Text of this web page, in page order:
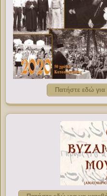
Πατήστε εδώ για